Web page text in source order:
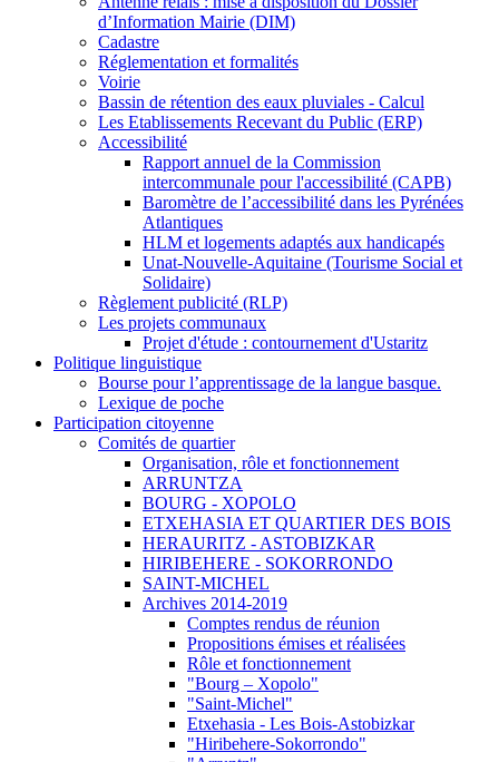
d’Information Mairie (DIM)
Cadastre
Réglementation et formalités
Voirie
Bassin de rétention des eaux pluviales - Calcul
Les Etablissements Recevant du Public (ERP)
Accessibilité
Rapport annuel de la Commission
intercommunale pour l'accessibilité (CAPB)
Baromètre de l’accessibilité dans les Pyrénées
Atlantiques
HLM et logements adaptés aux handicapés
Unat-Nouvelle-Aquitaine (Tourisme Social et
Solidaire)
Règlement publicité (RLP)
Les projets communaux
Projet d'étude : contournement d'Ustaritz
Politique linguistique
Bourse pour l’apprentissage de la langue basque.
Lexique de poche
Participation citoyenne
Comités de quartier
Organisation, rôle et fonctionnement
ARRUNTZA
BOURG - XOPOLO
ETXEHASIA ET QUARTIER DES BOIS
HERAURITZ - ASTOBIZKAR
HIRIBEHERE - SOKORRONDO
SAINT-MICHEL
Archives 2014-2019
Comptes rendus de réunion
Propositions émises et réalisées
Rôle et fonctionnement
"Bourg – Xopolo"
"Saint-Michel"
Etxehasia - Les Bois-Astobizkar
"Hiribehere-Sokorrondo"